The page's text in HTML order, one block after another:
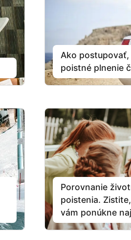
Ako postupovať,
poistné plnenie
Porovnanie
poistenia.
vám ponúkne